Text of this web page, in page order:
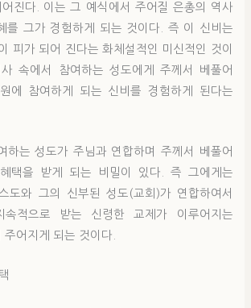
어진다. 이는 그 예식에서 주어질 은총의 역사
를 그가 경험하게 되는 것이다. 즉 이 신비는
피가 되어 진다는 화체설적인 미신적인 것이
속에서 참여하는 성도에게 주께서 베풀어
에 참여하게 되는 신비를 경험하게 된다는
하는 성도가 주님과 연합하며 주께서 베풀어
택을 받게 되는 비밀이 있다. 즉 그에게는
도와 그의 신부된 성도(교회)가 연합하여서
속적으로 받는 신령한 교제가 이루어지는
어지게 되는 것이다.